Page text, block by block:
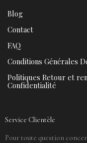
Blog
Contact
FAQ
Conditions Générales
Politiques Retour et
Confidentialité
Service Clientèle
Pour toute question